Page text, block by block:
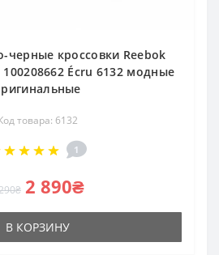
черные кроссовки Reebok
100208662 Écru 6132 модные
товара: 6132
1
2 890₴
В КОРЗИНУ